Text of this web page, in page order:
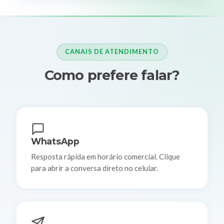
CANAIS DE ATENDIMENTO
Como prefere falar?
WhatsApp
Resposta rápida em horário comercial. Clique
para abrir a conversa direto no celular.